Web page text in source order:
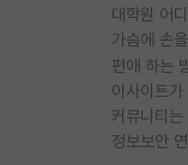
대학원 어
가슴에 손
편애 하는
이사이트가
커뮤니티는